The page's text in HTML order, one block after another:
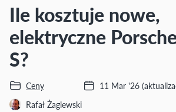
Ile kosztuje nowe,
elektryczne
S?
Ceny
Rafał Żaglewski
11 Mar '26